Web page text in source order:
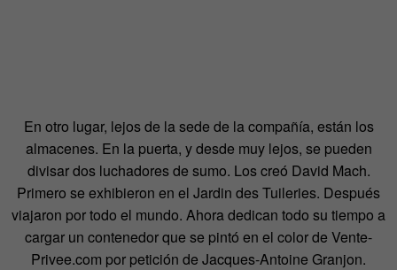
En otro lugar, lejos de la sede de la compañía, están los
almacenes. En la puerta, y desde muy lejos, se pueden
divisar dos luchadores de sumo. Los creó David Mach.
Primero se exhibieron en el Jardin des Tuileries. Después
viajaron por todo el mundo. Ahora dedican todo su tiempo a
cargar un contenedor que se pintó en el color de Vente-
Privee.com por petición de Jacques-Antoine Granjon.